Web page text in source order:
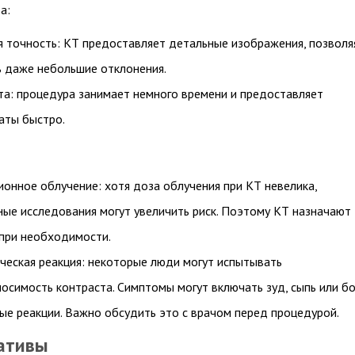
точность: КТ предоставляет детальные изображения,
даже небольшие отклонения.
процедура занимает немного времени и предоставляет
быстро.
облучение: хотя доза облучения при КТ невелика,
исследования могут увеличить риск. Поэтому КТ назначают
необходимости.
реакция: некоторые люди могут испытывать
контраста. Симптомы могут включать зуд, сыпь или
реакции. Важно обсудить это с врачом перед процедурой.